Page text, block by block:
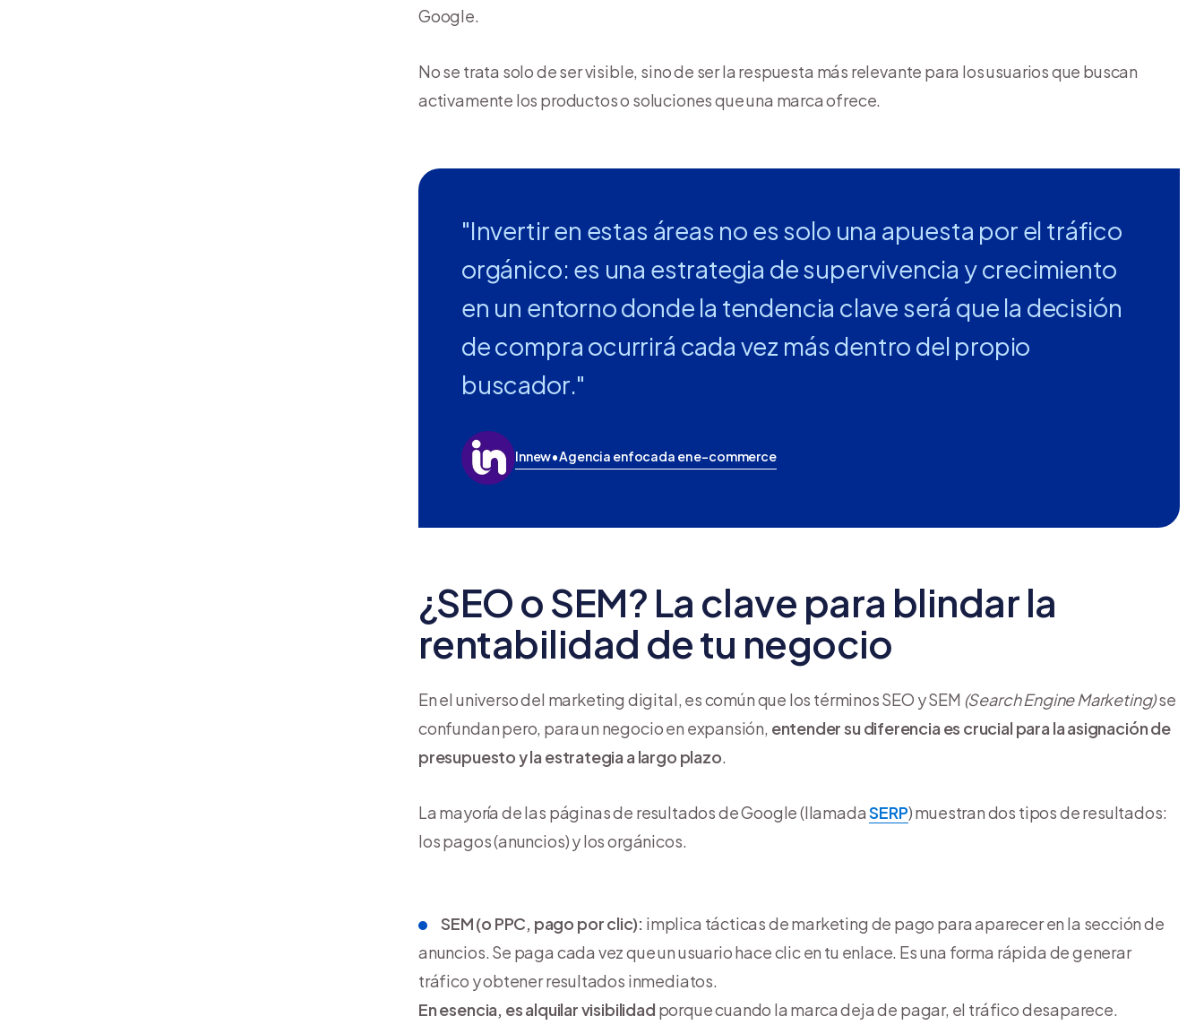
Google.
No se trata solo de ser visible, sino de ser la respuesta más relevante para los usuarios que buscan
activamente los productos o soluciones que una marca ofrece.
"Invertir en estas áreas no es solo una apuesta por el tráfico
orgánico: es una estrategia de supervivencia y crecimiento
en un entorno donde la tendencia clave será que la decisión
de compra ocurrirá cada vez más dentro del propio
buscador."
Innew•Agencia enfocada en e-commerce
¿SEO o SEM? La clave para blindar la
rentabilidad de tu negocio
En el universo del marketing digital, es común que los términos SEO y SEM (Search Engine Marketing)se
confundan pero, para un negocio en expansión, entender su diferencia es crucial para la asignación de
presupuesto y la estrategia a largo plazo.
La mayoría de las páginas de resultados de Google (llamadaSERP) muestran dos tipos de resultados:
los pagos (anuncios) y los orgánicos.
SEM (o PPC, pago por clic): implica tácticas de marketing de pago para aparecer en la sección de
anuncios. Se paga cada vez que un usuario hace clic en tu enlace. Es una forma rápida de generar
tráfico y obtener resultados inmediatos.
En esencia, es alquilar visibilidad porque cuando la marca deja de pagar, el tráfico desaparece.